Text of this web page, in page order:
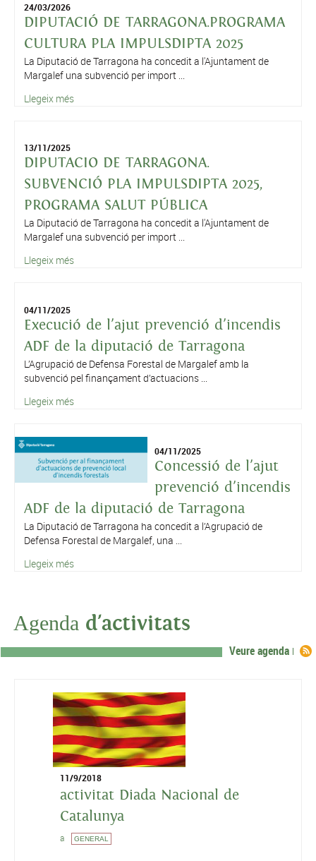
24/03/2026
DIPUTACIÓ DE TARRAGONA.PROGRAMA
CULTURA PLA IMPULSDIPTA 2025
La Diputació de Tarragona ha concedit a l'Ajuntament de
Margalef una subvenció per import ...
Llegeix més
13/11/2025
DIPUTACIO DE TARRAGONA.
SUBVENCIÓ PLA IMPULSDIPTA 2025,
PROGRAMA SALUT PÚBLICA
La Diputació de Tarragona ha concedit a l'Ajuntament de
Margalef una subvenció per import ...
Llegeix més
04/11/2025
Execució de l'ajut prevenció d'incendis
ADF de la diputació de Tarragona
L’Agrupació de Defensa Forestal de Margalef amb la
subvenció pel finançament d’actuacions ...
Llegeix més
04/11/2025
Concessió de l'ajut
prevenció d'incendis
ADF de la diputació de Tarragona
La Diputació de Tarragona ha concedit a l’Agrupació de
Defensa Forestal de Margalef, una ...
Llegeix més
Agendad'activitats
Veure agenda
11/9/2018
activitat Diada Nacional de
Catalunya
a GENERAL